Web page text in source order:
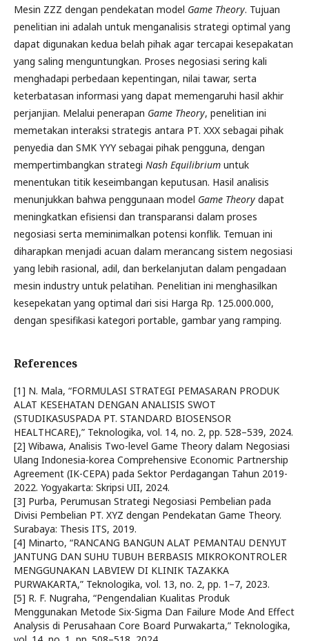
Mesin ZZZ dengan pendekatan model Game Theory. Tujuan
penelitian ini adalah untuk menganalisis strategi optimal yang
dapat digunakan kedua belah pihak agar tercapai kesepakatan
yang saling menguntungkan. Proses negosiasi sering kali
menghadapi perbedaan kepentingan, nilai tawar, serta
keterbatasan informasi yang dapat memengaruhi hasil akhir
perjanjian. Melalui penerapan Game Theory, penelitian ini
memetakan interaksi strategis antara PT. XXX sebagai pihak
penyedia dan SMK YYY sebagai pihak pengguna, dengan
mempertimbangkan strategi Nash Equilibrium untuk
menentukan titik keseimbangan keputusan. Hasil analisis
menunjukkan bahwa penggunaan model Game Theory dapat
meningkatkan efisiensi dan transparansi dalam proses
negosiasi serta meminimalkan potensi konflik. Temuan ini
diharapkan menjadi acuan dalam merancang sistem negosiasi
yang lebih rasional, adil, dan berkelanjutan dalam pengadaan
mesin industry untuk pelatihan. Penelitian ini menghasilkan
kesepekatan yang optimal dari sisi Harga Rp. 125.000.000,
dengan spesifikasi kategori portable, gambar yang ramping.
References
[1] N. Mala, “FORMULASI STRATEGI PEMASARAN PRODUK
ALAT KESEHATAN DENGAN ANALISIS SWOT
(STUDIKASUSPADA PT. STANDARD BIOSENSOR
HEALTHCARE),” Teknologika, vol. 14, no. 2, pp. 528–539, 2024.
[2] Wibawa, Analisis Two-level Game Theory dalam Negosiasi
Ulang Indonesia-korea Comprehensive Economic Partnership
Agreement (IK-CEPA) pada Sektor Perdagangan Tahun 2019-
2022. Yogyakarta: Skripsi UII, 2024.
[3] Purba, Perumusan Strategi Negosiasi Pembelian pada
Divisi Pembelian PT. XYZ dengan Pendekatan Game Theory.
Surabaya: Thesis ITS, 2019.
[4] Minarto, “RANCANG BANGUN ALAT PEMANTAU DENYUT
JANTUNG DAN SUHU TUBUH BERBASIS MIKROKONTROLER
MENGGUNAKAN LABVIEW DI KLINIK TAZAKKA
PURWAKARTA,” Teknologika, vol. 13, no. 2, pp. 1–7, 2023.
[5] R. F. Nugraha, “Pengendalian Kualitas Produk
Menggunakan Metode Six-Sigma Dan Failure Mode And Effect
Analysis di Perusahaan Core Board Purwakarta,” Teknologika,